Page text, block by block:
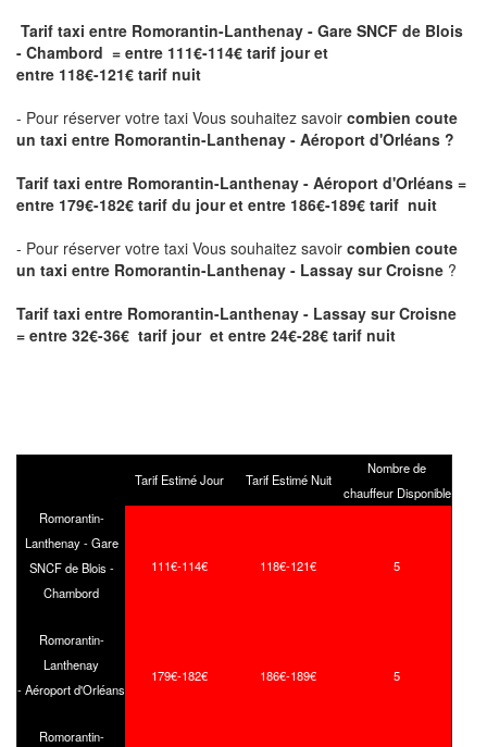
Tarif taxi entre Romorantin-Lanthenay - Gare SNCF de Blois
- Chambord = entre 111€-114€ tarif jour et
entre 118€-121€ tarif nuit
- Pour réserver votre taxi Vous souhaitez savoir combien coute
un taxi entre Romorantin-Lanthenay - Aéroport d'Orléans ?
Tarif taxi entre Romorantin-Lanthenay - Aéroport d'Orléans =
entre 179€-182€ tarif du jour et entre 186€-189€ tarif nuit
- Pour réserver votre taxi Vous souhaitez savoir combien coute
un taxi entre Romorantin-Lanthenay - Lassay sur Croisne ?
Tarif taxi entre Romorantin-Lanthenay - Lassay sur Croisne
= entre 32€-36€ tarif jour et entre 24€-28€ tarif nuit
Tarif Estimé Jour Tarif Estimé Nuit
Nombre de
chauffeur Disponible
Romorantin-
Lanthenay - Gare
SNCF de Blois -
Chambord
111€-114€ 118€-121€ 5
Romorantin-
Lanthenay
- Aéroport d'Orléans
179€-182€ 186€-189€ 5
Romorantin-